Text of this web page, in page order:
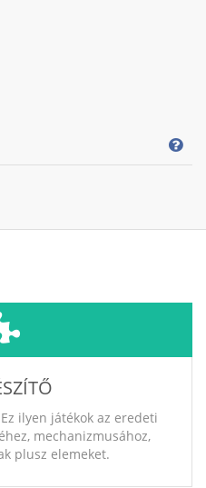
ilyen játékok az eredeti
mechanizmusához,
plusz elemeket.